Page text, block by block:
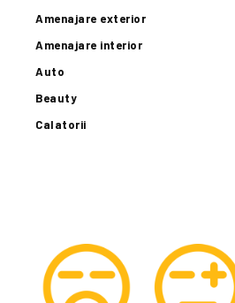
Amenajare exterior
Amenajare interior
Auto
Beauty
Calatorii